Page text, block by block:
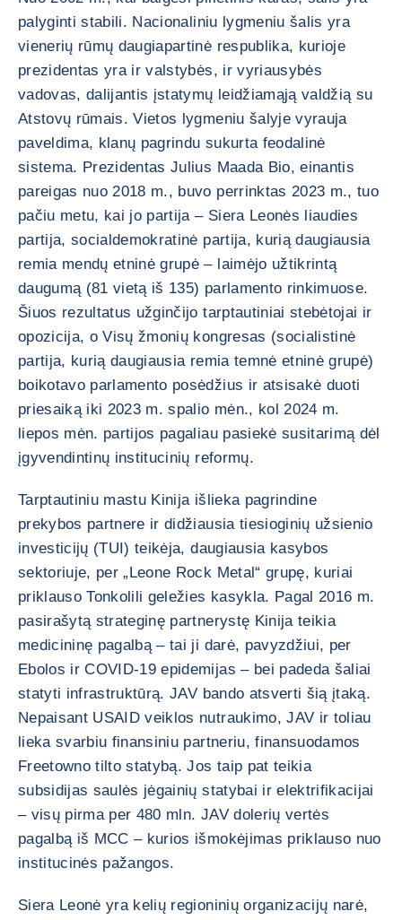
palyginti stabili. Nacionaliniu lygmeniu šalis yra
vienerių rūmų daugiapartinė respublika, kurioje
prezidentas yra ir valstybės, ir vyriausybės
vadovas, dalijantis įstatymų leidžiamąją valdžią su
Atstovų rūmais. Vietos lygmeniu šalyje vyrauja
paveldima, klanų pagrindu sukurta feodalinė
sistema. Prezidentas Julius Maada Bio, einantis
pareigas nuo 2018 m., buvo perrinktas 2023 m., tuo
pačiu metu, kai jo partija – Siera Leonės liaudies
partija, socialdemokratinė partija, kurią daugiausia
remia mendų etninė grupė – laimėjo užtikrintą
daugumą (81 vietą iš 135) parlamento rinkimuose.
Šiuos rezultatus užginčijo tarptautiniai stebėtojai ir
opozicija, o Visų žmonių kongresas (socialistinė
partija, kurią daugiausia remia temnė etninė grupė)
boikotavo parlamento posėdžius ir atsisakė duoti
priesaiką iki 2023 m. spalio mėn., kol 2024 m.
liepos mėn. partijos pagaliau pasiekė susitarimą dėl
įgyvendintinų institucinių reformų.
Tarptautiniu mastu Kinija išlieka pagrindine
prekybos partnere ir didžiausia tiesioginių užsienio
investicijų (TUI) teikėja, daugiausia kasybos
sektoriuje, per „Leone Rock Metal“ grupę, kuriai
priklauso Tonkolili geležies kasykla. Pagal 2016 m.
pasirašytą strateginę partnerystę Kinija teikia
medicininę pagalbą – tai ji darė, pavyzdžiui, per
Ebolos ir COVID-19 epidemijas – bei padeda šaliai
statyti infrastruktūrą. JAV bando atsverti šią įtaką.
Nepaisant USAID veiklos nutraukimo, JAV ir toliau
lieka svarbiu finansiniu partneriu, finansuodamos
Freetowno tilto statybą. Jos taip pat teikia
subsidijas saulės jėgainių statybai ir elektrifikacijai
– visų pirma per 480 mln. JAV dolerių vertės
pagalbą iš MCC – kurios išmokėjimas priklauso nuo
institucinės pažangos.
Siera Leonė yra kelių regioninių organizacijų narė,